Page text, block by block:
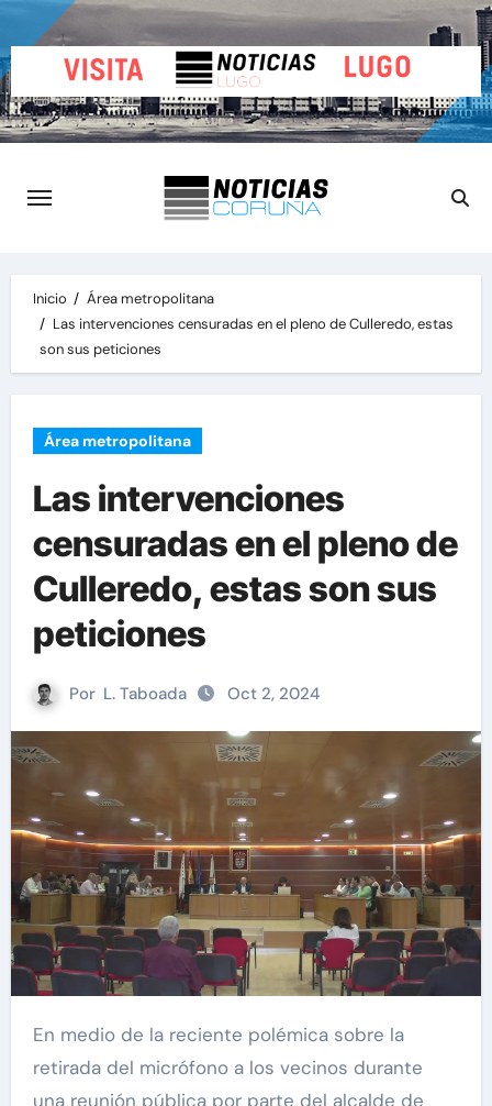
al
contenido
Inicio
Área metropolitana
Las intervenciones censuradas en el pleno de Culleredo, estas
son sus peticiones
Área metropolitana
Las intervenciones
censuradas en el pleno de
Culleredo, estas son sus
peticiones
Por L. Taboada Oct 2, 2024
En medio de la reciente polémica sobre la
retirada del micrófono a los vecinos durante
una reunión pública por parte del alcalde de